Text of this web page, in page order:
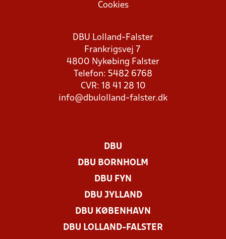
Cookies
DBU Lolland-Falster
Frankrigsvej 7
4800 Nykøbing Falster
Telefon: 5482 6768
CVR: 18 41 28 10
info@dbulolland-falster.dk
DBU
DBU BORNHOLM
DBU FYN
DBU JYLLAND
DBU KØBENHAVN
DBU LOLLAND-FALSTER